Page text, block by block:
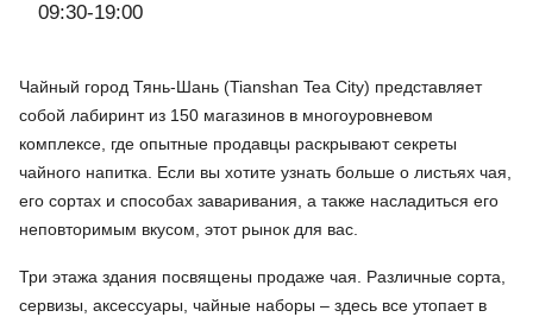
09:30-19:00
Чайный город Тянь-Шань (Tianshan Tea City) представляет
собой лабиринт из 150 магазинов в многоуровневом
комплексе, где опытные продавцы раскрывают секреты
чайного напитка. Если вы хотите узнать больше о листьях чая,
его сортах и способах заваривания, а также насладиться его
неповторимым вкусом, этот рынок для вас.
Три этажа здания посвящены продаже чая. Различные сорта,
сервизы, аксессуары, чайные наборы – здесь все утопает в